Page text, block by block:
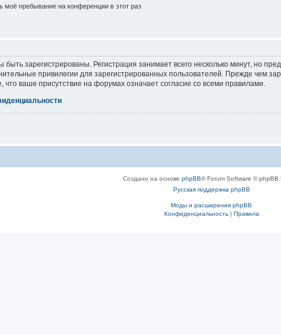
моё пребывание на конференции в этот раз
зарегистрированы. Регистрация занимает всего несколько минут, но
привилегии для зарегистрированных пользователей. Прежде чем
ваше присутствие на форумах означает согласие со всеми правилами.
Создано на основе phpBB® Forum Software © phpBB
Русская поддержка phpBB
Моды и расширения phpBB
Конфиденциальность| Правила